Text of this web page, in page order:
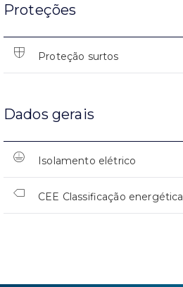
Proteções
Proteção surtos
Dados gerais
Isolamento elétrico
CEE Classificação energética